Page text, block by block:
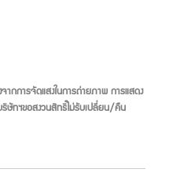
ากการจัดแสงในการถ่ายภาพ การแสดง
ษัทฯขอสงวนสิทธิ์ไม่รับเปลี่ยน/คืน